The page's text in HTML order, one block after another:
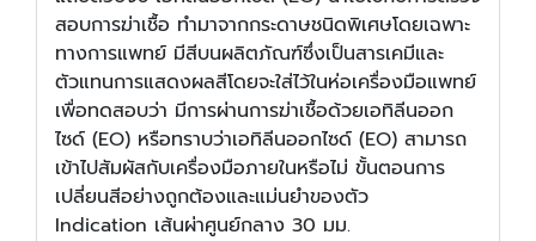
สอบการฆ่าเชื้อ ทำมาจากกระดาษชนิดพิเศษโดยเฉพาะ
ทางการแพทย์ มีสีบนผลิตภัณฑ์ซึ่งเป็นสารเคมีและ
ตัวแทนการแสดงผลสีโดยจะใส่ไว้ในห่อเครื่องมือแพทย์
เพื่อทดสอบว่า มีการผ่านการฆ่าเชื้อด้วยเอทิลีนออก
ไซด์ (EO) หรือทราบว่าเอทิลีนออกไซด์ (EO) สามารถ
เข้าไปสัมผัสกับเครื่องมือภายในหรือไม่ ขั้นตอนการ
เปลี่ยนสีอย่างถูกต้องและแม่นยำของตัว
Indication เส้นผ่าศูนย์กลาง 30 มม.